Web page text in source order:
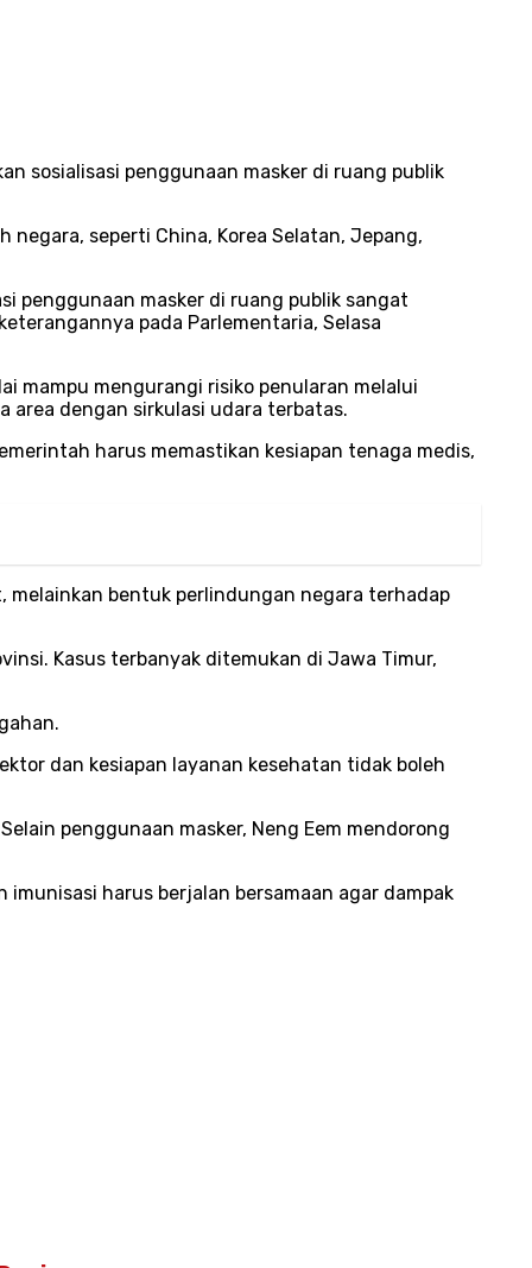
sosialisasi penggunaan masker di ruang publik
seperti China, Korea Selatan, Jepang,
penggunaan masker di ruang publik sangat
pada Parlementaria, Selasa
mampu mengurangi risiko penularan melalui
area dengan sirkulasi udara terbatas.
harus memastikan kesiapan tenaga medis,
melainkan bentuk perlindungan negara terhadap
Kasus terbanyak ditemukan di Jawa Timur,
dan kesiapan layanan kesehatan tidak boleh
penggunaan masker, Neng Eem mendorong
harus berjalan bersamaan agar dampak